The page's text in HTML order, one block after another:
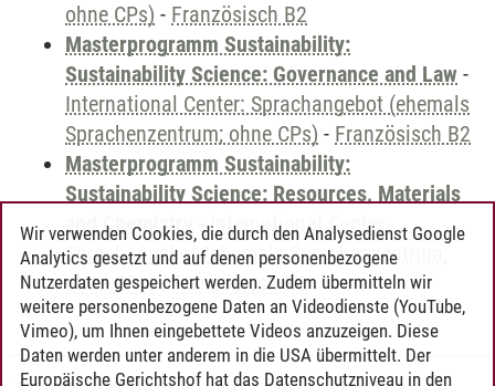
ohne CPs) - Französisch B2
Masterprogramm Sustainability:
Sustainability Science: Governance and Law -
International Center: Sprachangebot (ehemals
Sprachenzentrum; ohne CPs) - Französisch B2
Masterprogramm Sustainability:
Sustainability Science: Resources, Materials
and Chemistry -International Center:
Sprachangebot (ehemals Sprachenzentrum;
ohne CPs)-Französisch B2
Wir verwenden Cookies, die durch den Analysedienst Google
Analytics gesetzt und auf denen personenbezogene
Nutzerdaten gespeichert werden. Zudem übermitteln wir
weitere personenbezogene Daten an Videodienste (YouTube,
Vimeo), um Ihnen eingebettete Videos anzuzeigen. Diese
Daten werden unter anderem in die USA übermittelt. Der
Europäische Gerichtshof hat das Datenschutzniveau in den